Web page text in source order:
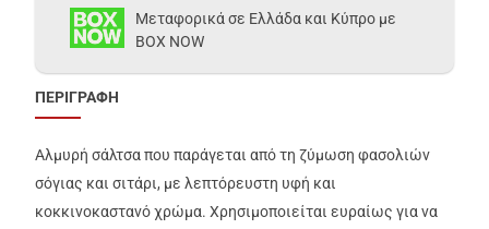
Μεταφορικά σε Ελλάδα και Κύπρο με
BOX NOW
ΠΕΡΙΓΡΑΦΗ
Αλμυρή σάλτσα που παράγεται από τη ζύμωση φασολιών
σόγιας και σιτάρι, με λεπτόρευστη υφή και
κοκκινοκαστανό χρώμα. Χρησιμοποιείται ευραίως για να